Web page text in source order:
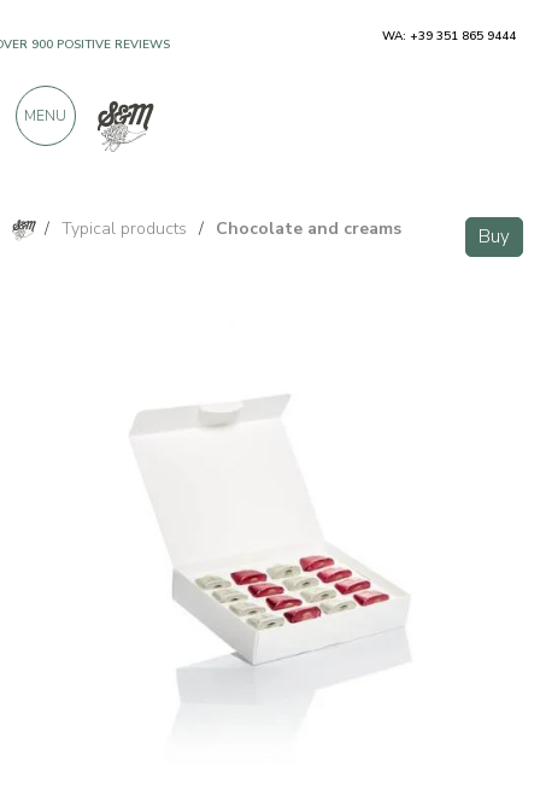
/ Typical products / Chocolate and creams Buy
900 POSITIVE REVIEWS WA: +39 351 865 9444
MENU